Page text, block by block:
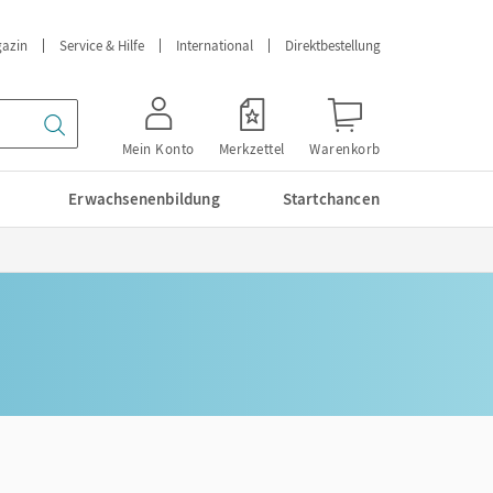
Service & Hilfe International Direktbestellung
Mein Konto Merkzettel Warenkorb
Erwachsenenbildung Startchancen